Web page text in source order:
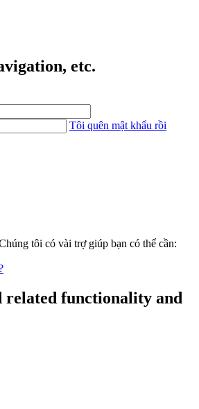
etc.
Tôi quên mật khẩu rồi
tôi có vài trợ giúp bạn có thể cần:
related functionality and